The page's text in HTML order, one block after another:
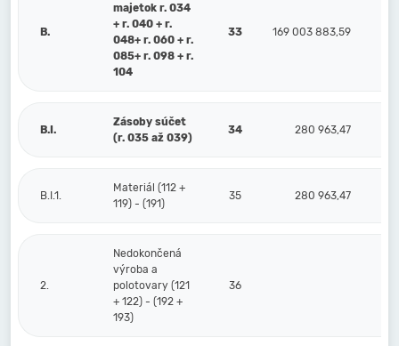
B.
majetok r. 034
+ r. 040 + r.
048+ r. 060 + r.
085+ r. 098 + r.
104
33 169 003 883,59
B.I.
Zásoby súčet
(r. 035 až 039)
34 280 963,47
B.I.1.
Materiál (112 +
119) - (191)
35 280 963,47
2.
Nedokončená
výroba a
polotovary (121
+ 122) - (192 +
193)
36